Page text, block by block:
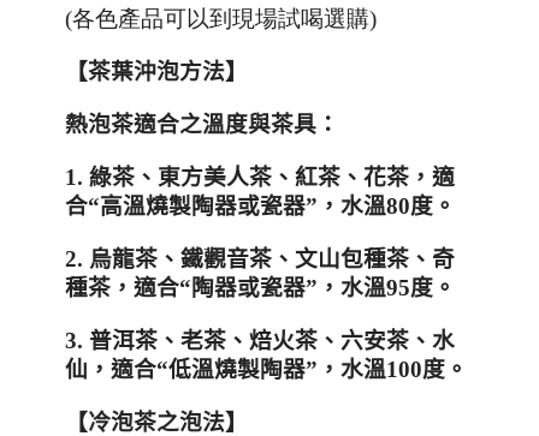
(各色產品可以到現場試喝選購)
【茶葉沖泡方法】
熱泡茶適合之溫度與茶具：
1. 綠茶、東方美人茶、紅茶、花茶，適
合“高溫燒製陶器或瓷器” ，水溫80度。
2. 烏龍茶、鐵觀音茶、文山包種茶、奇
種茶，適合“陶器或瓷器” ，水溫95度。
3. 普洱茶、老茶、焙火茶、六安茶、水
仙，適合“低溫燒製陶器” ，水溫100度。
【冷泡茶之泡法】